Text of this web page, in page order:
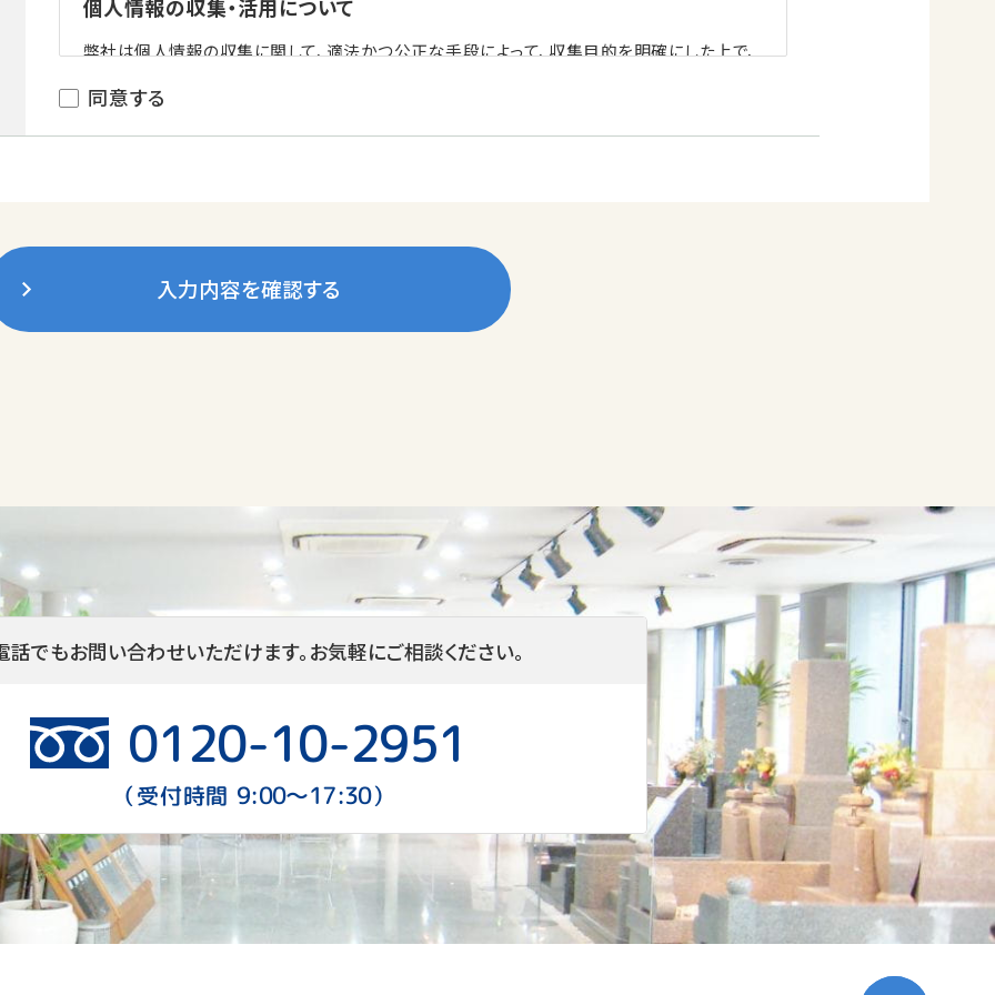
個人情報の収集・活用について
弊社は個人情報の収集に関して、適法かつ公正な手段によって、収集目的を明確にした上で、
きます。
墓地斡旋と墓石販売に関するご提案と名義継承手続き
管理代行業務にかかる情報登録・施設利用に関するお知らせ、及び永代使用許可証等各
個人情報の提供・開示について
弊社は、あらかじめお客様からご了解を頂いている場合、または法令等に特別の定めがある
場合及びその他正当な理由がある場合を除き、お客様の個人情報を利用または第三者に提
供いたしません。
個人情報の変更・削除及びお問合せについて
弊社は、お客様の個人情報に関わる不正アクセス、紛失、破壊、改ざん等のリスクに対して適
切且つ合理的な安全対策を実施し、個人情報の保護に努めます。また、ご提供いただいた個
人情報の変更・削除及びお問合せにつきましては、お客様ご本人より直接以下の窓口にお申
【個人情報保護窓口】 06-6862-0074
個人情報の安全保護について
弊社は個人情報に関して摘要される法令・規範を遵守し、それらを遂行するために継続的改
善をいたします。
同意する
入力内容を確認する
話でもお問い合わせいただけます。お気軽にご相談ください。
0120-10-2951
（受付時間 9:00〜17:30）